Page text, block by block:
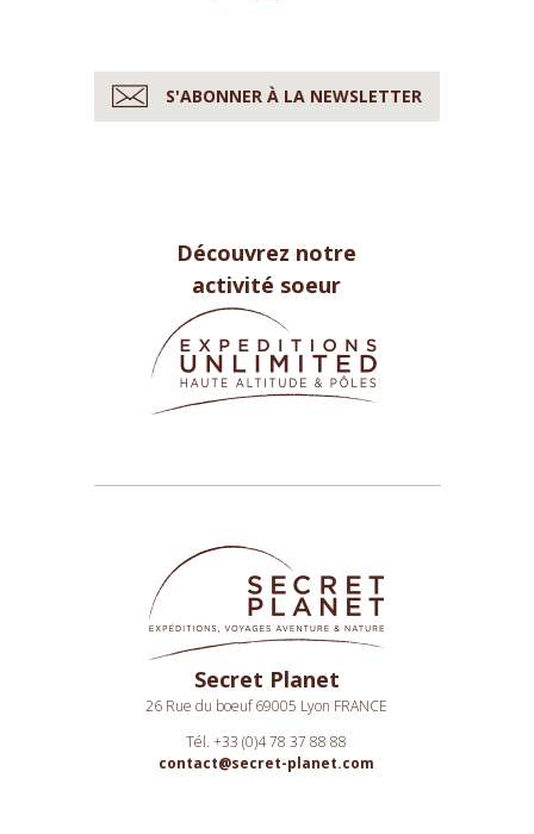
S'ABONNER À LA NEWSLETTER
Découvrez notre
activité soeur
Secret Planet
26 Rue du boeuf 69005 Lyon FRANCE
Tél. +33 (0)4 78 37 88 88
contact@secret-planet.com